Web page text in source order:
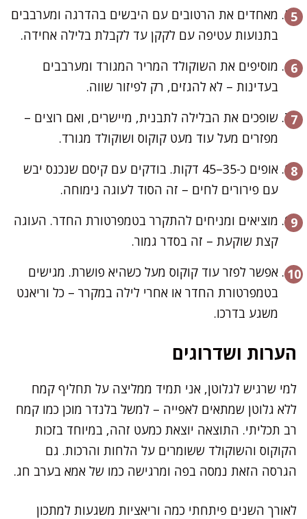
מאחדים את הרטובים עם היבשים בהדרגה ומערבבים
בתנועות עטיפה עם לקקן עד לקבלת בלילה אחידה.
מוסיפים את השוקולד המריר המגורד ומערבבים
בעדינות – לא להגזים, רק לפיזור שווה.
שופכים את הבלילה לתבנית, מיישרים, ואם רוצים –
מפזרים מעל עוד מעט קוקוס ושוקולד מגורד.
אופים כ-35–45 דקות. בודקים עם קיסם שנכנס יבש
עם פירורים לחים – זה הסוד לעוגה נימוחה.
מוציאים ומניחים להתקרר בטמפרטורת החדר. העוגה
קצת שוקעת – זה בסדר גמור.
אפשר לפזר עוד קוקוס מעל כשהיא פושרת. מגישים
בטמפרטורת החדר או אחרי לילה במקרר – כל וריאנט
משגע בדרכו.
הערות ושדרוגים
למי שרגיש לגלוטן, אני תמיד ממליצה על תחליף קמח
ללא גלוטן שמתאים לאפייה – למשל בלנדר מוכן כמו קמח
רב תכליתי. התוצאה יוצאת כמעט זהה, במיוחד בזכות
הקוקוס והשוקולד ששומרים על הלחות והרכות. גם
הגרסה הזאת נמסה בפה ומרגישה כמו של אמא בערב חג.
לאורך השנים פיתחתי כמה וריאציות משגעות למתכון